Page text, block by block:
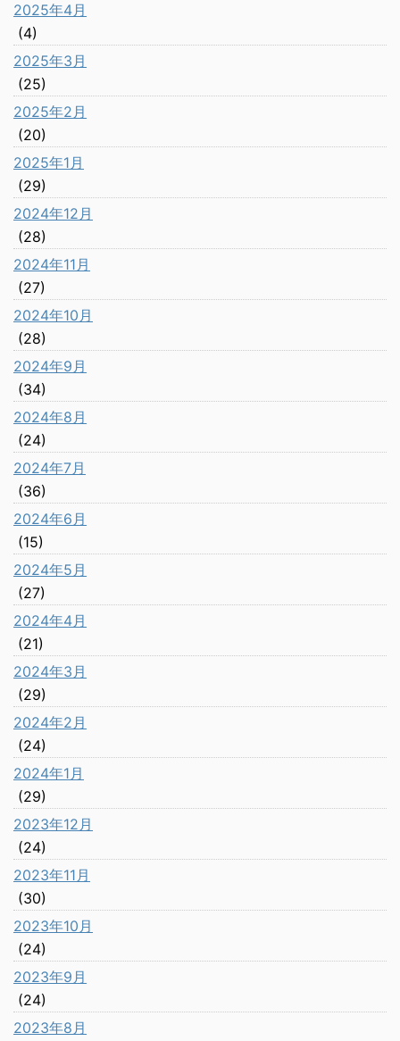
2025年4月
(4)
2025年3月
(25)
2025年2月
(20)
2025年1月
(29)
2024年12月
(28)
2024年11月
(27)
2024年10月
(28)
2024年9月
(34)
2024年8月
(24)
2024年7月
(36)
2024年6月
(15)
2024年5月
(27)
2024年4月
(21)
2024年3月
(29)
2024年2月
(24)
2024年1月
(29)
2023年12月
(24)
2023年11月
(30)
2023年10月
(24)
2023年9月
(24)
2023年8月